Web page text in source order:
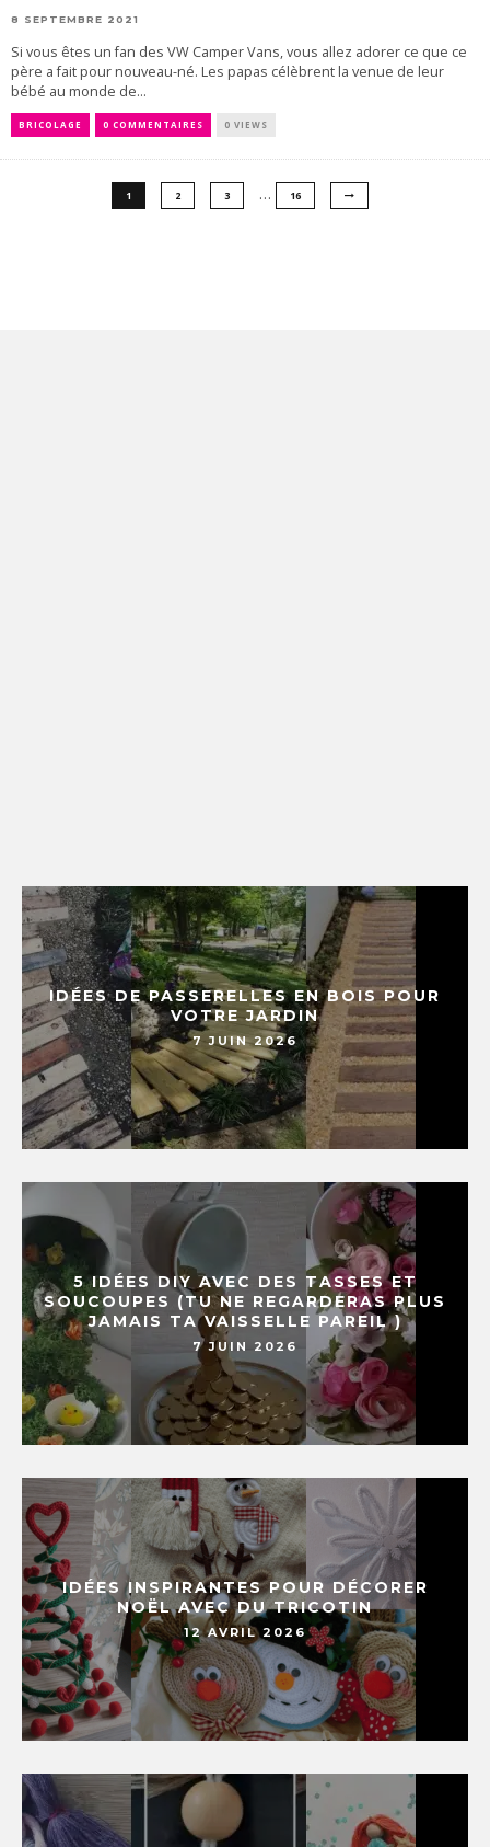
8 SEPTEMBRE 2021
Si vous êtes un fan des VW Camper Vans, vous allez adorer ce que ce
père a fait pour nouveau-né. Les papas célèbrent la venue de leur
bébé au monde de...
BRICOLAGE 0 COMMENTAIRES 0 VIEWS
1 2 3 … 16
IDÉES DE PASSERELLES EN BOIS POUR
VOTRE JARDIN
7 JUIN 2026
5 IDÉES DIY AVEC DES TASSES ET
SOUCOUPES (TU NE REGARDERAS PLUS
JAMAIS TA VAISSELLE PAREIL )
7 JUIN 2026
IDÉES INSPIRANTES POUR DÉCORER
NOËL AVEC DU TRICOTIN
12 AVRIL 2026